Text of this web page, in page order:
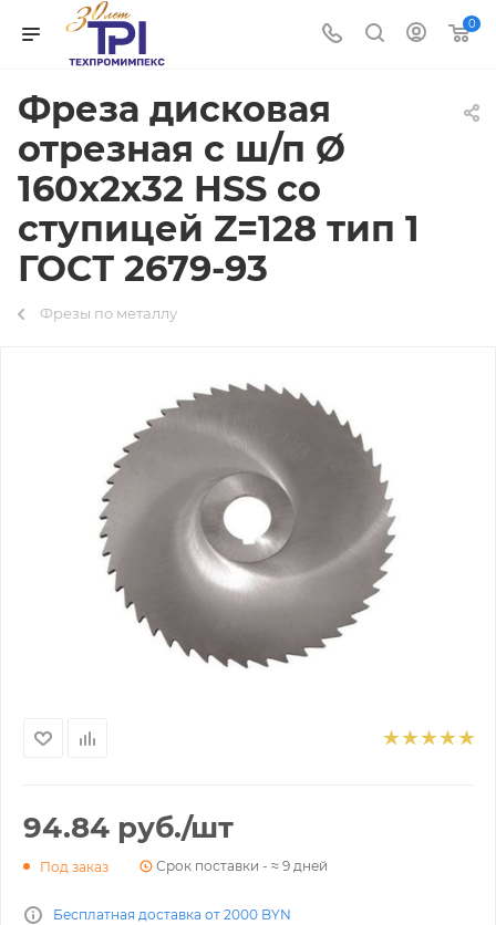
0
Фреза дисковая
отрезная с ш/п Ø
160х2х32 HSS со
ступицей Z=128 тип 1
ГОСТ 2679-93
Фрезы по металлу
94.84 руб./шт
Под заказ Срок поставки - ≈ 9 дней
Бесплатная доставка от 2000 BYN